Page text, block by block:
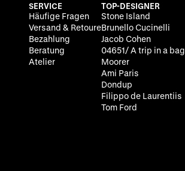
SERVICE
Häufige Fragen
Versand & Retoure
Bezahlung
Beratung
Atelier
TOP-DESIGNER
Stone Island
Brunello Cucinelli
Jacob Cohen
04651/ A trip in a bag
Moorer
Ami Paris
Dondup
Filippo de Laurentiis
Tom Ford